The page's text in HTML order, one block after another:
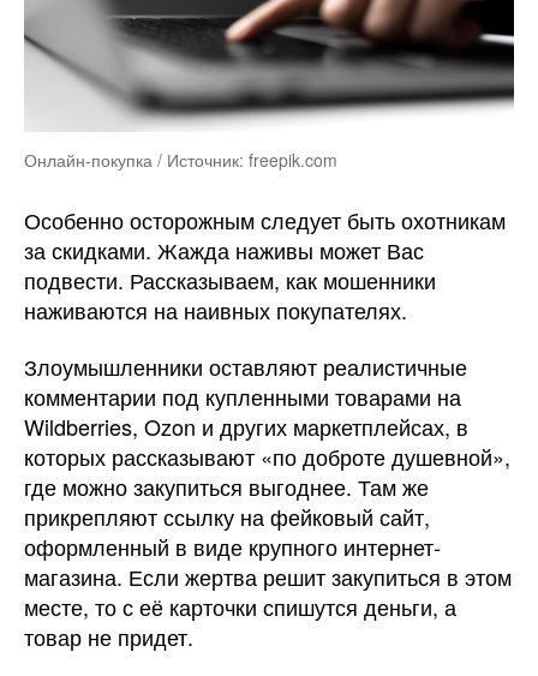
Онлайн-покупка / Источник: freepik.com
Особенно осторожным следует быть охотникам
за скидками. Жажда наживы может Вас
подвести. Рассказываем, как мошенники
наживаются на наивных покупателях.
Злоумышленники оставляют реалистичные
комментарии под купленными товарами на
Wildberries, Ozon и других маркетплейсах, в
которых рассказывают «по доброте душевной»,
где можно закупиться выгоднее. Там же
прикрепляют ссылку на фейковый сайт,
оформленный в виде крупного интернет-
магазина. Если жертва решит закупиться в этом
месте, то с её карточки спишутся деньги, а
товар не придет.